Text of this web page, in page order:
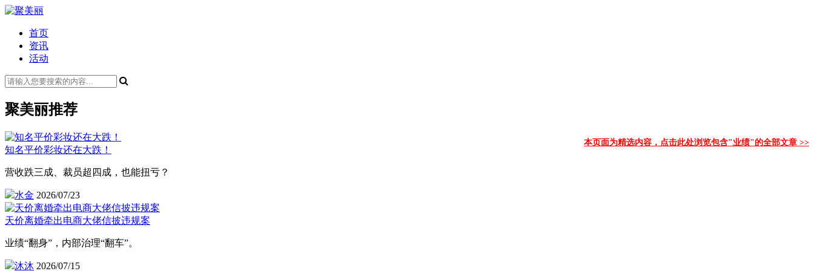
首页
资讯
活动
聚美丽推荐
本页面为精选内容，点击此处浏览包含"业绩"的全部文章 >>
知名平价彩妆还在大跌！
营收跌三成、裁员超四成，也能扭亏？
水金 2026/07/23
天价离婚牵出电商大佬信披违规案
业绩“翻身”，内部治理“翻车”。
沐沐 2026/07/15